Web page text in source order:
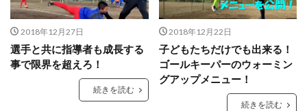
2018年12月27日
選手と共に指導者も成長する
事で限界を超えろ！
続きを読む
2018年12月22日
子どもたちだけでも出来る！
ゴールキーパーのウォーミン
グアップメニュー！
続きを読む
ディストリビューション
ディフレクティング
トップ登録
トライ＆エラー＆トライ
トレセン
トレーニング
トレーニングウェア
ドイツ
ドイツサッカー
ドリーム鹿児島
ドロップキック
ドンナルンマ
ドーパミン
ナショトレ